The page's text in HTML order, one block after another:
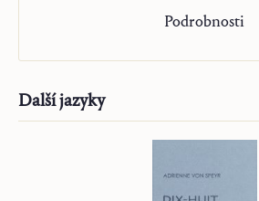
Podrobnosti
Další jazyky